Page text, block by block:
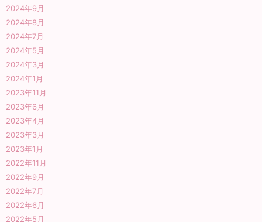
2024年9月
2024年8月
2024年7月
2024年5月
2024年3月
2024年1月
2023年11月
2023年6月
2023年4月
2023年3月
2023年1月
2022年11月
2022年9月
2022年7月
2022年6月
2022年5月